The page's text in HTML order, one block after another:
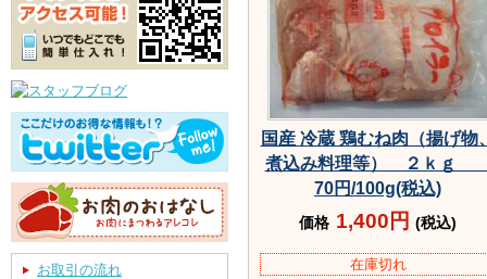
お取引の流れ
国産 冷蔵 鶏むね肉（揚げ物
煮込み料理等） ２ｋ
70円/100g(税込)
価格 1,400円 (税込)
在庫切れ